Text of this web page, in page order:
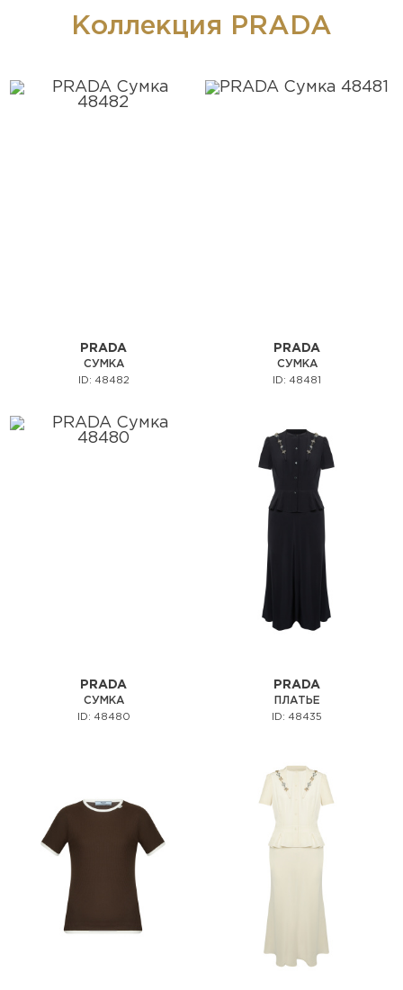
Коллекция PRADA
PRADA
СУМКА
ID: 48482
PRADA
СУМКА
ID: 48481
PRADA
СУМКА
ID: 48480
PRADA
ПЛАТЬЕ
ID: 48435